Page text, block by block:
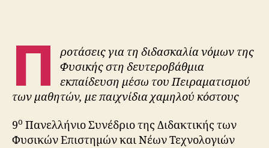
Π
ροτάσεις για τη διδασκαλία νόμων της
Φυσικής στη δευτεροβάθμια
εκπαίδευση μέσω του Πειραματισμού
των μαθητών, με παιχνίδια χαμηλού κόστους
9ο Πανελλήνιο Συνέδριο της Διδακτικής των
Φυσικών Επιστημών και Νέων Τεχνολογιών